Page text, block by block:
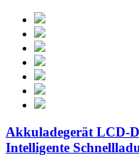
Akkuladegerät LCD-
Intelligente